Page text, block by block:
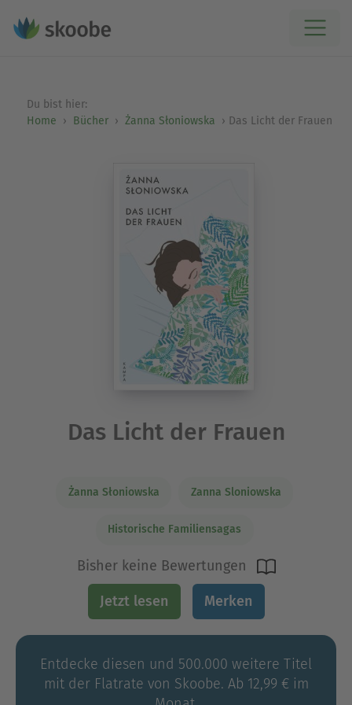
Du bist hier:
Home
Bücher Żanna Słoniowska Das Licht der Frauen
Das Licht der Frauen
Żanna Słoniowska Zanna Sloniowska
Historische Familiensagas
Bisher keine Bewertungen
Jetzt lesen Merken
Entdecke diesen und 500.000 weitere Titel
mit der Flatrate von Skoobe. Ab 12,99 € im